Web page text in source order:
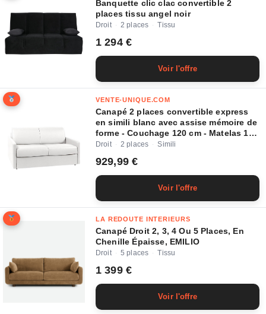
Banquette clic clac convertible 2
places tissu angel noir
Droit · 2 places · Tissu
1 294 €
Voir l'offre
VENTE-UNIQUE.COM
Canapé 2 places convertible express
en simili blanc avec assise mémoire de
forme - Couchage 120 cm - Matelas 14
cm CALIFE
Droit · 2 places · Simili
929,99 €
Voir l'offre
LA REDOUTE INTERIEURS
Canapé Droit 2, 3, 4 Ou 5 Places, En
Chenille Épaisse, EMILIO
Droit · 5 places · Tissu
1 399 €
Voir l'offre